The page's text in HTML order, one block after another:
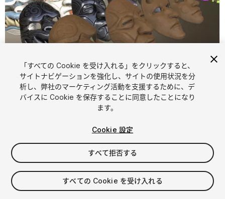
/22
$4.99
「すべての Cookie を受け入れる」をクリックすると、
サイトナビゲーションを強化し、サイトの使用状況を分
析し、弊社のマーケティング活動を支援するために、デ
バイスに Cookie を保存することに同意したことになり
ます。
Cookie 設定
すべて拒否する
すべての Cookie を受け入れる